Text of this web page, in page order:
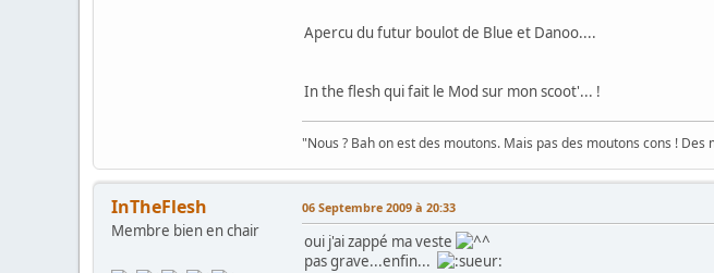
Apercu du futur boulot de Blue et Danoo....
In the flesh qui fait le Mod sur mon scoot'... !
"Nous ? Bah on est des moutons. Mais pas des moutons cons !
InTheFlesh
Membre bien en chair
06 Septembre 2009 à 20:33
oui j'ai zappé ma veste
pas grave...enfin...